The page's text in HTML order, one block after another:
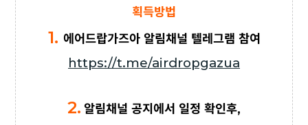
획득방법
1. 에어드랍가즈아 알림채널 텔레그램 참여
https://t.me/airdropgazua
2. 알림채널 공지에서 일정 확인후,